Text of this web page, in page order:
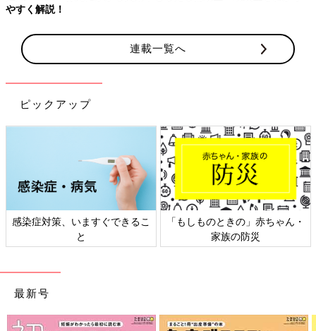
やすく解説！
連載一覧へ
ピックアップ
感染症対策、いますぐできるこ
と
「もしものときの」赤ちゃん・
家族の防災
最新号